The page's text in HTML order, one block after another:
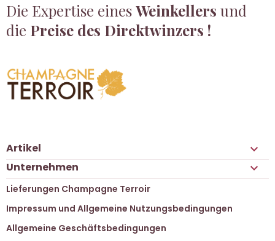
Die Expertise einesWeinkellers und
die Preise des Direktwinzers !
Artikel 
Unternehmen 
Lieferungen Champagne Terroir
Impressum und Allgemeine Nutzungsbedingungen
Allgemeine Geschäftsbedingungen